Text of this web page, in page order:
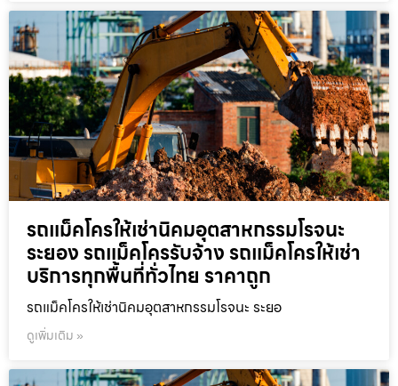
รถแม็คโครให้เช่านิคมอุตสาหกรรมโรจนะ
ระยอง รถแม็คโครรับจ้าง รถแม็คโครให้เช่า
บริการทุกพื้นที่ทั่วไทย ราคาถูก
รถแม็คโครให้เช่านิคมอุตสาหกรรมโรจนะ ระยอ
ดูเพิ่มเติม »